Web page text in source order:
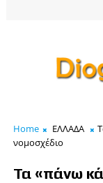
Home ΕΛΛΑΔΑ
νομοσχέδιο
Τα «πάνω